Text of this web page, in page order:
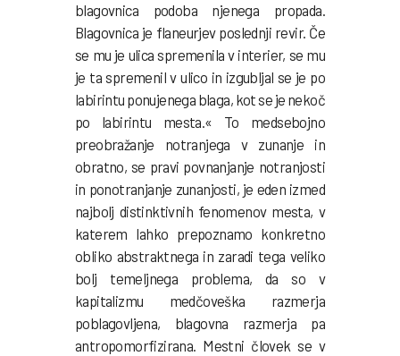
blagovnica podoba njenega propada.
Blagovnica je flaneurjev poslednji revir. Če
se mu je ulica spremenila v interier, se mu
je ta spremenil v ulico in izgubljal se je po
labirintu ponujenega blaga, kot se je nekoč
po labirintu mesta.« To medsebojno
preobražanje notranjega v zunanje in
obratno, se pravi povnanjanje notranjosti
in ponotranjanje zunanjosti, je eden izmed
najbolj distinktivnih fenomenov mesta, v
katerem lahko prepoznamo konkretno
obliko abstraktnega in zaradi tega veliko
bolj temeljnega problema, da so v
kapitalizmu medčoveška razmerja
poblagovljena, blagovna razmerja pa
antropomorfizirana. Mestni človek se v